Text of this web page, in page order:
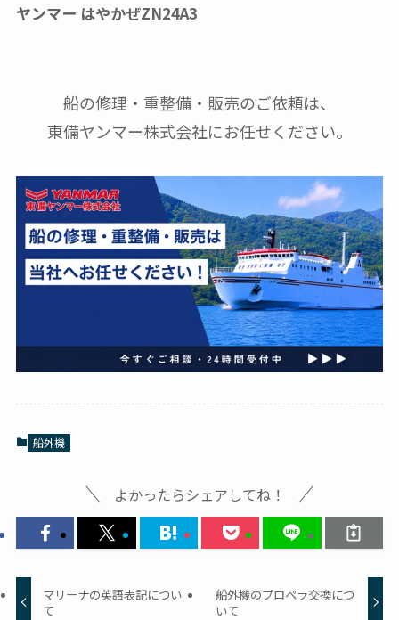
ヤンマー はやかぜZN24A3
船の修理・重整備・販売のご依頼は、
東備ヤンマー株式会社にお任せください。
船外機
よかったらシェアしてね！
マリーナの英語表記につい
て
船外機のプロペラ交換につ
いて